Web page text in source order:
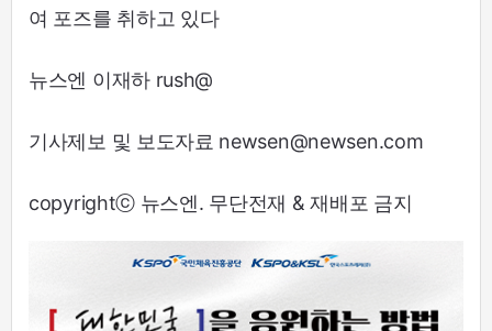
여 포즈를 취하고 있다
뉴스엔 이재하 rush@
기사제보 및 보도자료 newsen@newsen.com
copyrightⓒ 뉴스엔. 무단전재 & 재배포 금지